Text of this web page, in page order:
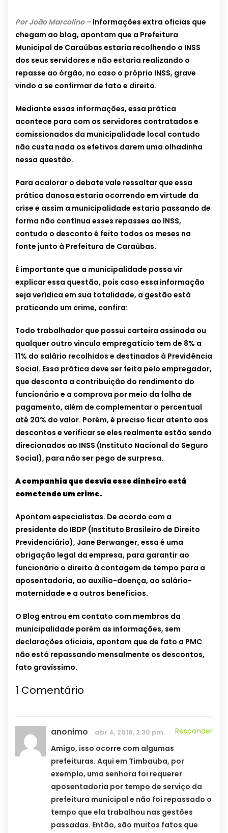
Por João Marcolino – Informações extra oficias que
chegam ao blog, apontam que a Prefeitura
Municipal de Caraúbas estaria recolhendo o INSS
dos seus servidores e não estaria realizando o
repasse ao órgão, no caso o próprio INSS, grave
vindo a se confirmar de fato e direito.
Mediante essas informações, essa prática
acontece para com os servidores contratados e
comissionados da municipalidade local contudo
não custa nada os efetivos darem uma olhadinha
nessa questão.
Para acalorar o debate vale ressaltar que essa
prática danosa estaria ocorrendo em virtude da
crise e assim a municipalidade estaria passando de
forma não contínua esses repasses ao INSS,
contudo o desconto é feito todos os meses na
fonte junto à Prefeitura de Caraúbas.
É importante que a municipalidade possa vir
explicar essa questão, pois caso essa informação
seja verídica em sua totalidade, a gestão está
praticando um crime, confira:
Todo trabalhador que possui carteira assinada ou
qualquer outro vinculo empregatício tem de 8% a
11% do salário recolhidos e destinados à Previdência
Social. Essa prática deve ser feita pelo empregador,
que desconta a contribuição do rendimento do
funcionário e a comprova por meio da folha de
pagamento, além de complementar o percentual
até 20% do valor. Porém, é preciso ficar atento aos
descontos e verificar se eles realmente estão sendo
direcionados ao INSS (Instituto Nacional do Seguro
Social), para não ser pego de surpresa.
A companhia que desvia esse dinheiro está
cometendo um crime.
Apontam especialistas. De acordo com a
presidente do IBDP (Instituto Brasileiro de Direito
Previdenciário), Jane Berwanger, essa é uma
obrigação legal da empresa, para garantir ao
funcionário o direito à contagem de tempo para a
aposentadoria, ao auxílio-doença, ao salário-
maternidade e a outros benefícios.
O Blog entrou em contato com membros da
municipalidade porém as informações, sem
declarações oficiais, apontam que de fato a PMC
não está repassando mensalmente os descontos,
fato gravíssimo.
1 Comentário
anonimo abr 4, 2016, 2:30 pm
Responder
Amigo, isso ocorre com algumas
prefeituras. Aqui em Timbauba, por
exemplo, uma senhora foi requerer
aposentadoria por tempo de serviço da
prefeitura municipal e não foi repassado o
tempo que ela trabalhou nas gestões
passadas. Então, são muitos fatos que